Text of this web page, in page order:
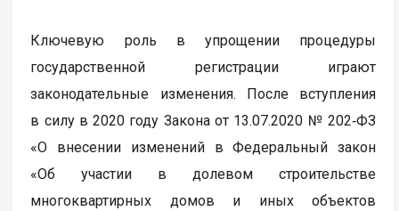
Ключевую роль в упрощении процедуры
государственной регистрации играют
законодательные изменения. После вступления
в силу в 2020 году Закона от 13.07.2020 № 202‑ФЗ
«О внесении изменений в Федеральный закон
«Об участии в долевом строительстве
многоквартирных домов и иных объектов